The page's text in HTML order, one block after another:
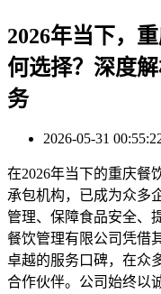
2026年当下，
何选择？深度
务
2026-05-31
在2026年当下的重庆餐
承包机构，已成为众多
管理、保障食品安全、
餐饮管理有限公司凭借
卓越的服务口碑，在众
合作伙伴。公司始终以